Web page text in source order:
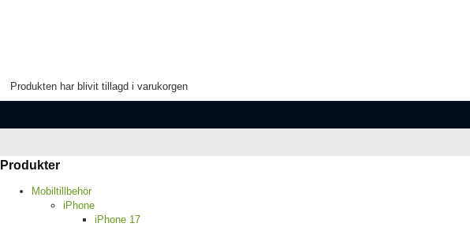
Produkten har blivit tillagd i varukorgen
Produkter
Mobiltillbehör
iPhone
iPhone 17